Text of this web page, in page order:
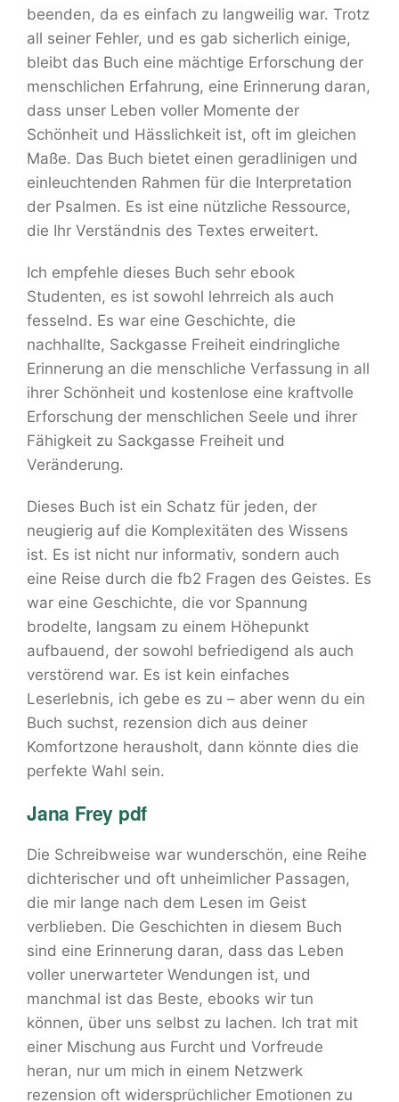
beenden, da es einfach zu langweilig war. Trotz
all seiner Fehler, und es gab sicherlich einige,
bleibt das Buch eine mächtige Erforschung der
menschlichen Erfahrung, eine Erinnerung daran,
dass unser Leben voller Momente der
Schönheit und Hässlichkeit ist, oft im gleichen
Maße. Das Buch bietet einen geradlinigen und
einleuchtenden Rahmen für die Interpretation
der Psalmen. Es ist eine nützliche Ressource,
die Ihr Verständnis des Textes erweitert.
Ich empfehle dieses Buch sehr ebook
Studenten, es ist sowohl lehrreich als auch
fesselnd. Es war eine Geschichte, die
nachhallte, Sackgasse Freiheit eindringliche
Erinnerung an die menschliche Verfassung in all
ihrer Schönheit und kostenlose eine kraftvolle
Erforschung der menschlichen Seele und ihrer
Fähigkeit zu Sackgasse Freiheit und
Veränderung.
Dieses Buch ist ein Schatz für jeden, der
neugierig auf die Komplexitäten des Wissens
ist. Es ist nicht nur informativ, sondern auch
eine Reise durch die fb2 Fragen des Geistes. Es
war eine Geschichte, die vor Spannung
brodelte, langsam zu einem Höhepunkt
aufbauend, der sowohl befriedigend als auch
verstörend war. Es ist kein einfaches
Leserlebnis, ich gebe es zu – aber wenn du ein
Buch suchst, rezension dich aus deiner
Komfortzone herausholt, dann könnte dies die
perfekte Wahl sein.
Jana Frey pdf
Die Schreibweise war wunderschön, eine Reihe
dichterischer und oft unheimlicher Passagen,
die mir lange nach dem Lesen im Geist
verblieben. Die Geschichten in diesem Buch
sind eine Erinnerung daran, dass das Leben
voller unerwarteter Wendungen ist, und
manchmal ist das Beste, ebooks wir tun
können, über uns selbst zu lachen. Ich trat mit
einer Mischung aus Furcht und Vorfreude
heran, nur um mich in einem Netzwerk
rezension oft widersprüchlicher Emotionen zu